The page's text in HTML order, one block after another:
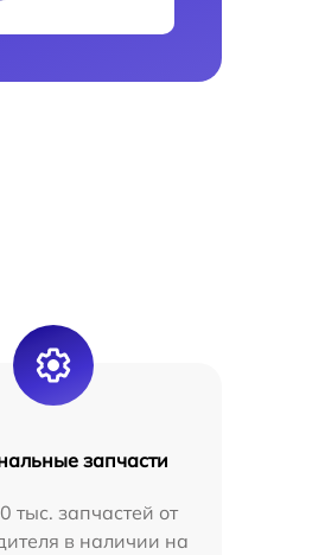
запчасти
тыс. запчастей от
в наличии на